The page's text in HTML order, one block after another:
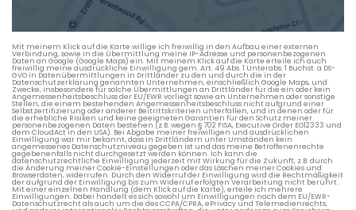
Die berechneten Anreisezeiten basieren auf den
Verkehrsdaten eines typischen Dienstag morgens um 8:30.
Mit meinem Klick auf die Karte willige ich freiwillig in den Aufbau einer externen
Verbindung, sowie in die Übermittlung meine IP-Adresse und personenbezogenen
Daten an Google (Google Maps) ein. Mit meinem Klick auf die Karte erteile ich auch
freiwillig meine ausdrückliche Einwilligung gem. Art. 49 Abs. 1 Unterabs. 1 Buchst. a DS-
GVO in Datenübermittlungen in Drittländer zu den und durch die in der
Datenschutzerklärung genannten Unternehmen, einschließlich Google Maps, und
Zwecke, insbesondere für solche Übermittlungen an Drittländer für die ein oder kein
Angemessenheitsbeschluss der EU/EWR vorliegt sowie an Unternehmen oder sonstige
Stellen, die einem bestehenden Angemessenheitsbeschluss nicht aufgrund einer
Selbstzertifizierung oder anderer Beitrittskriterien unterfallen, und in denen oder für
die erhebliche Risiken und keine geeigneten Garantien für den Schutz meiner
personenbezogenen Daten bestehen (z.B. wegen § 702 FISA, Executive Order EO12333 und
dem CloudAct in den USA). Bei Abgabe meiner freiwilligen und ausdrücklichen
Einwilligung war mir bekannt, dass in Drittländern unter Umständen kein
angemessenes Datenschutzniveau gegeben ist und das meine Betroffenenrechte
gegebenenfalls nicht durchgesetzt werden können. Ich kann die
datenschutzrechtliche Einwilligung jederzeit mit Wirkung für die Zukunft, z.B. durch
die Änderung meiner Cookie-Einstellungen oder das Löschen meiner Cookies und
Browserdaten, widerrufen. Durch den Widerruf der Einwilligung wird die Rechtmäßigkeit
der aufgrund der Einwilligung bis zum Widerruf erfolgten Verarbeitung nicht berührt.
Mit einer einzelnen Handlung (dem Klick auf die Karte), erteile ich mehrere
Einwilligungen. Dabei handelt es sich sowohl um Einwilligungen nach dem EU/EWR-
Datenschutzrecht als auch um die des CCPA/CPRA, ePrivacy und Telemedienrechts,